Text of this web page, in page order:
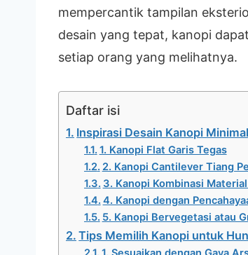
mempercantik tampilan
desain yang tepat, kanopi
setiap orang yang melihatnya.
Daftar isi
Inspirasi Desain Kanopi
1. Kanopi Flat Garis Tegas
2. Kanopi Cantilever Tiang
3. Kanopi Kombinasi
4. Kanopi dengan
5. Kanopi Bervegetasi atau
Tips Memilih Kanopi untuk